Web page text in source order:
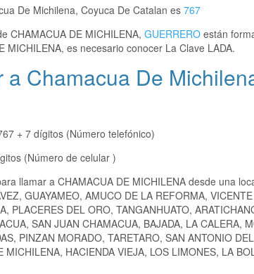
De Michilena, Coyuca De Catalan es767
CHAMACUA DE MICHILENA, GUERRERO están
MICHILENA, es necesario conocer La Clave LADA.
a Chamacua De
+ 7 dígitos (Número telefónico)
(Número de celular )
llamar a CHAMACUA DE MICHILENA desde una
GUAYAMEO, AMUCO DE LA REFORMA,
PLACERES DEL ORO, TANGANHUATO,
SAN JUAN CHAMACUA, BAJADA, LA CALERA,
PINZAN MORADO, TARETARO, SAN ANTONIO
MICHILENA, HACIENDA VIEJA, LOS LIMONES, LA